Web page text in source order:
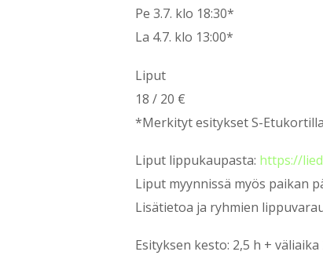
Pe 3.7. klo 18:30*
La 4.7. klo 13:00*
Liput
18 / 20 €
*Merkityt esitykset S-
Liput lippukaupasta: https://
Liput myynnissä myös paikan
Lisätietoa ja ryhmien
Esityksen kesto: 2,5 h + väliaika